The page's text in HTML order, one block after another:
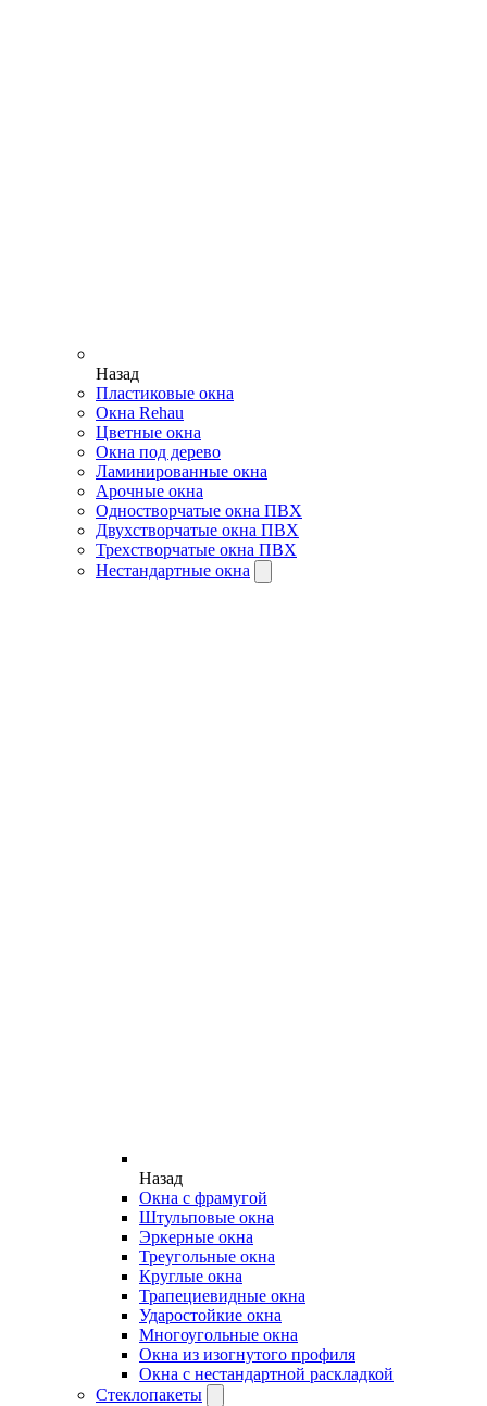
Назад
Пластиковые окна
Окна Rehau
Цветные окна
Окна под дерево
Ламинированные окна
Арочные окна
Одностворчатые окна ПВХ
Двухстворчатые окна ПВХ
Трехстворчатые окна ПВХ
Нестандартные окна
Назад
Окна с фрамугой
Штульповые окна
Эркерные окна
Треугольные окна
Круглые окна
Трапециевидные окна
Ударостойкие окна
Многоугольные окна
Окна из изогнутого профиля
Окна с нестандартной раскладкой
Стеклопакеты